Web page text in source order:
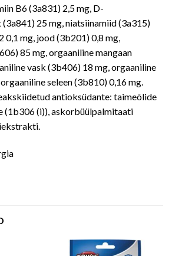
B6 (3a831) 2,5 mg, D-
25 mg, niatsiinamiid (3a315)
0,1 mg, jood (3b201) 0,8 mg,
85 mg, orgaaniline mangaan
vask (3b406) 18 mg, orgaaniline
seleen (3b810) 0,16 mg.
antioksüdante: taimeõlide
(i)), askorbüülpalmitaati